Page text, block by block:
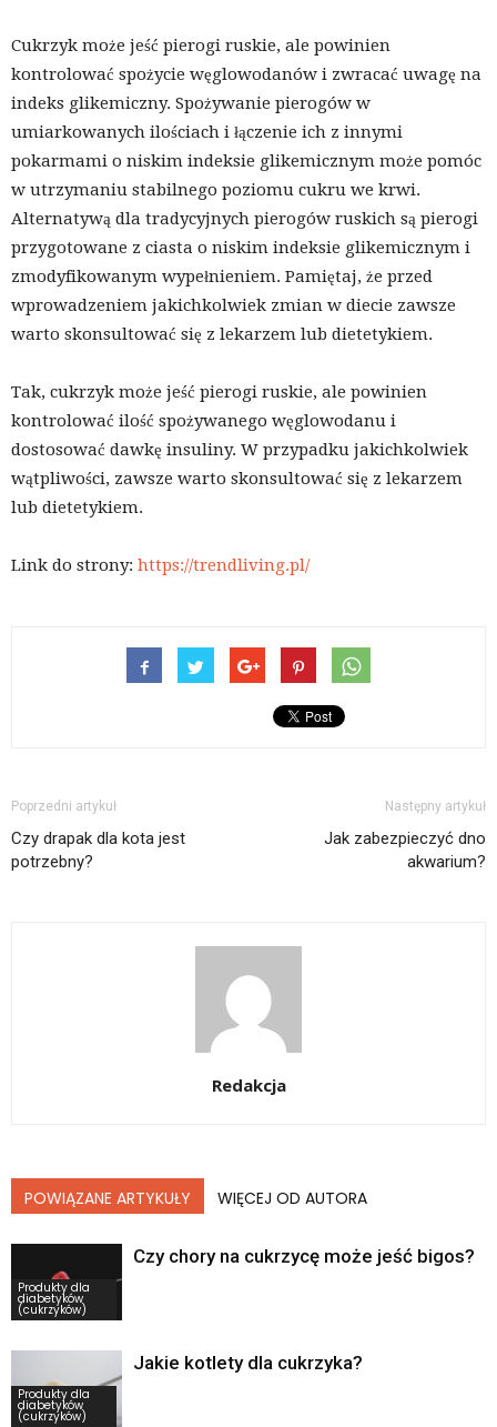
Cukrzyk może jeść pierogi ruskie, ale powinien
kontrolować spożycie węglowodanów i zwracać uwagę na
indeks glikemiczny. Spożywanie pierogów w
umiarkowanych ilościach i łączenie ich z innymi
pokarmami o niskim indeksie glikemicznym może pomóc
w utrzymaniu stabilnego poziomu cukru we krwi.
Alternatywą dla tradycyjnych pierogów ruskich są pierogi
przygotowane z ciasta o niskim indeksie glikemicznym i
zmodyfikowanym wypełnieniem. Pamiętaj, że przed
wprowadzeniem jakichkolwiek zmian w diecie zawsze
warto skonsultować się z lekarzem lub dietetykiem.
Tak, cukrzyk może jeść pierogi ruskie, ale powinien
kontrolować ilość spożywanego węglowodanu i
dostosować dawkę insuliny. W przypadku jakichkolwiek
wątpliwości, zawsze warto skonsultować się z lekarzem
lub dietetykiem.
Link do strony: https://trendliving.pl/
Poprzedni artykuł
Czy drapak dla kota jest
potrzebny?
Następny artykuł
Jak zabezpieczyć dno
akwarium?
Redakcja
POWIĄZANE ARTYKUŁY WIĘCEJ OD AUTORA
Produkty dla
diabetyków
(cukrzyków)
Czy chory na cukrzycę może jeść bigos?
Produkty dla
diabetyków
(cukrzyków)
Jakie kotlety dla cukrzyka?